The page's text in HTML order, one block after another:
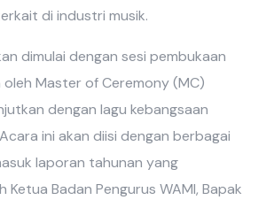
di industri musik.
dimulai dengan sesi pembukaan
Master of Ceremony (MC)
dengan lagu kebangsaan
ini akan diisi dengan berbagai
laporan tahunan yang
Ketua Badan Pengurus WAMI, Bapak